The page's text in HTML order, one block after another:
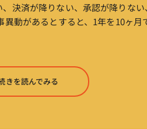
決済が降りない、承認が降りない
動があるとすると、1年を10ヶ月
きを読んでみる